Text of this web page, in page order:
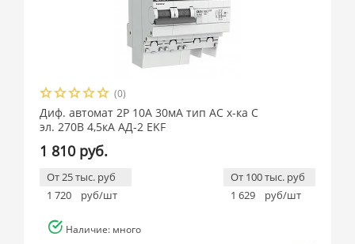
(0)
Диф. автомат 2Р 10А 30мА тип АС х-ка C
эл. 270В 4,5кА АД-2 EKF
1 810 руб.
От 25 тыс. руб
1 720
руб/шт
От 100 тыс. руб
1 629
руб/шт
Наличие: много